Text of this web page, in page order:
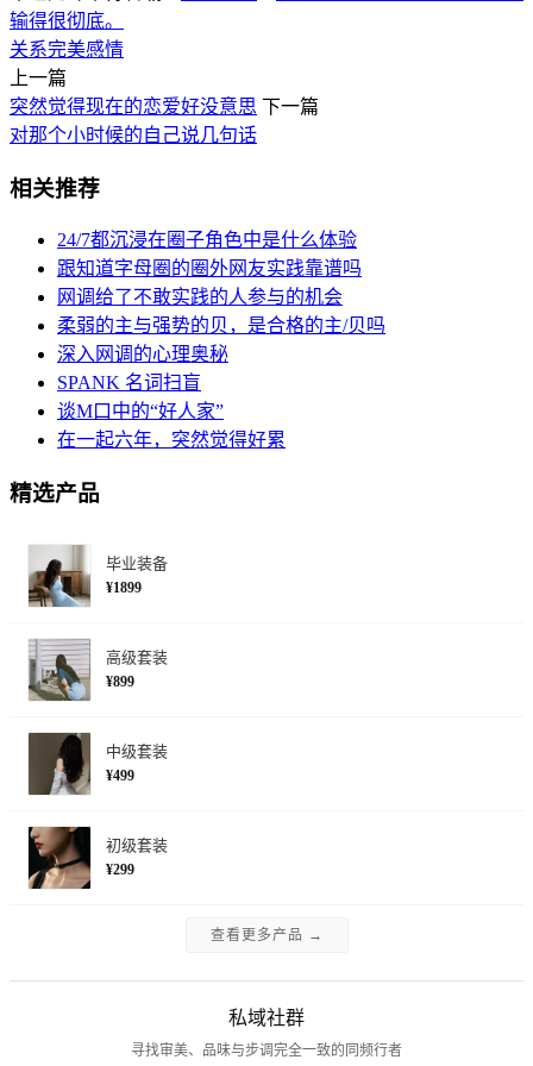
输得很彻底。
关系完美感情
上一篇
突然觉得现在的恋爱好没意思 下一篇
对那个小时候的自己说几句话
相关推荐
24/7都沉浸在圈子角色中是什么体验
跟知道字母圈的圈外网友实践靠谱吗
网调给了不敢实践的人参与的机会
柔弱的主与强势的贝，是合格的主/贝吗
深入网调的心理奥秘
SPANK 名词扫盲
谈M口中的“好人家”
在一起六年，突然觉得好累
精选产品
毕业装备
¥1899
高级套装
¥899
中级套装
¥499
初级套装
¥299
查看更多产品 →
私域社群
寻找审美、品味与步调完全一致的同频行者